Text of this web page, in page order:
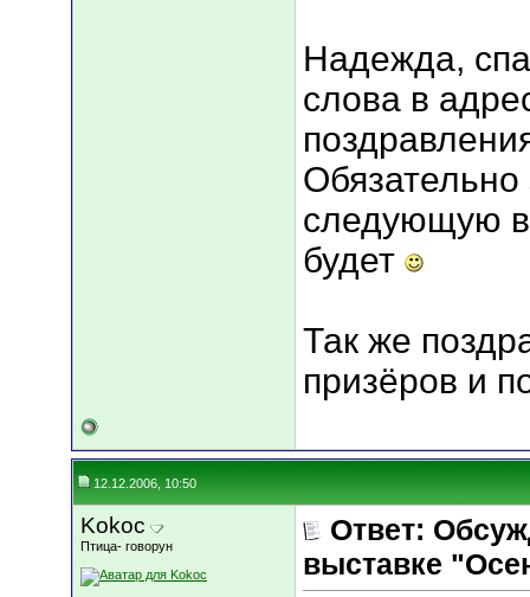
Надежда,
слова в
следующую
будет
Так же
призёров и
12.12.2006, 10:50
Kokoc
Птица- говорун
Ответ:
выставке